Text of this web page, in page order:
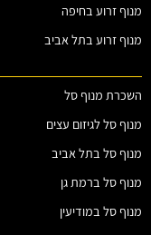
מנוף זרוע בחיפה
מנוף זרוע בתל אביב
השכרת מנוף סל
מנוף סל לגיזום עצים
מנוף סל בתל אביב
מנוף סל ברמת גן
מנוף סל במודיעין